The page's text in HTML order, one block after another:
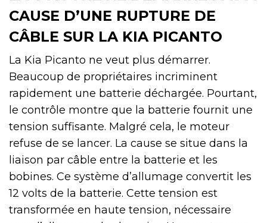
CAUSE D’UNE RUPTURE DE
CÂBLE SUR LA KIA PICANTO
La Kia Picanto ne veut plus démarrer.
Beaucoup de propriétaires incriminent
rapidement une batterie déchargée. Pourtant,
le contrôle montre que la batterie fournit une
tension suffisante. Malgré cela, le moteur
refuse de se lancer. La cause se situe dans la
liaison par câble entre la batterie et les
bobines. Ce système d’allumage convertit les
12 volts de la batterie. Cette tension est
transformée en haute tension, nécessaire